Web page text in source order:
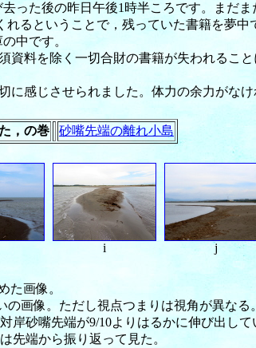
った後の昨日午後1時半ころです。まだま
るということで，残っていた書籍を夢中
中です。
資料を除く一切合財の書籍が失われるこ
に感じさせられました。体力の余力がな
，の巻 砂嘴先端の離れ小島
i
j
た画像。
画像。ただし視点つまりは視角が異なる。
岸砂嘴先端が9/10よりはるかに伸び出して
先端から振り返って見た。